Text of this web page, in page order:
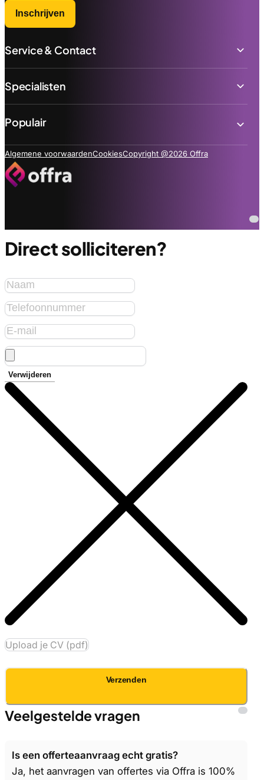
Inschrijven
Service & Contact
Specialisten
Populair
Algemene voorwaardenCookiesCopyright @2026 Offra
Direct solliciteren?
Verwijderen
Upload je CV (pdf)
Verzenden
Veelgestelde vragen
Is een offerteaanvraag echt gratis?
Ja, het aanvragen van offertes via Offra is 100%